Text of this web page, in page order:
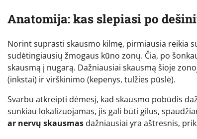
Anatomija: kas slepiasi po
Norint suprasti skausmo kilmę, pirmiausia reikia
sudėtingiausių žmogaus kūno zonų. Čia, po
skausmą į nugarą. Dažniausiai skausmą šioje
(inkstai) ir virškinimo (kepenys, tulžies pūslė).
Svarbu atkreipti dėmesį, kad skausmo pobūdis
sunkiau lokalizuojamas, jis gali būti gilus,
ar nervų skausmas dažniausiai yra aštresnis,